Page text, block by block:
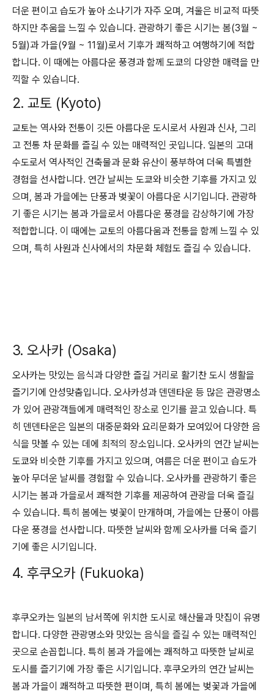
더운 편이고 습도가 높아 소나기가 자주 오며, 겨울은 비교적 따뜻
하지만 추움을 느낄 수 있습니다. 관광하기 좋은 시기는 봄(3월 ~
5월)과 가을(9월 ~ 11월)로서 기후가 쾌적하고 여행하기에 적합
합니다. 이 때에는 아름다운 풍경과 함께 도쿄의 다양한 매력을 만
끽할 수 있습니다.
2. 교토 (Kyoto)
교토는 역사와 전통이 깃든 아름다운 도시로서 사원과 신사, 그리
고 전통 차 문화를 즐길 수 있는 매력적인 곳입니다. 일본의 고대
수도로서 역사적인 건축물과 문화 유산이 풍부하여 더욱 특별한
경험을 선사합니다. 연간 날씨는 도쿄와 비슷한 기후를 가지고 있
으며, 봄과 가을에는 단풍과 벚꽃이 아름다운 시기입니다. 관광하
기 좋은 시기는 봄과 가을로서 아름다운 풍경을 감상하기에 가장
적합합니다. 이 때에는 교토의 아름다움과 전통을 함께 느낄 수 있
으며, 특히 사원과 신사에서의 차문화 체험도 즐길 수 있습니다.
3. 오사카 (Osaka)
오사카는 맛있는 음식과 다양한 즐길 거리로 활기찬 도시 생활을
즐기기에 안성맞춤입니다. 오사카성과 덴덴타운 등 많은 관광명소
가 있어 관광객들에게 매력적인 장소로 인기를 끌고 있습니다. 특
히 덴덴타운은 일본의 대중문화와 요리문화가 모여있어 다양한 음
식을 맛볼 수 있는 데에 최적의 장소입니다. 오사카의 연간 날씨는
도쿄와 비슷한 기후를 가지고 있으며, 여름은 더운 편이고 습도가
높아 무더운 날씨를 경험할 수 있습니다. 오사카를 관광하기 좋은
시기는 봄과 가을로서 쾌적한 기후를 제공하여 관광을 더욱 즐길
수 있습니다. 특히 봄에는 벚꽃이 만개하며, 가을에는 단풍이 아름
다운 풍경을 선사합니다. 따뜻한 날씨와 함께 오사카를 더욱 즐기
기에 좋은 시기입니다.
4. 후쿠오카 (Fukuoka)
후쿠오카는 일본의 남서쪽에 위치한 도시로 해산물과 맛집이 유명
합니다. 다양한 관광명소와 맛있는 음식을 즐길 수 있는 매력적인
곳으로 손꼽힙니다. 특히 봄과 가을에는 쾌적하고 따뜻한 날씨로
도시를 즐기기에 가장 좋은 시기입니다. 후쿠오카의 연간 날씨는
봄과 가을이 쾌적하고 따뜻한 편이며, 특히 봄에는 벚꽃과 가을에